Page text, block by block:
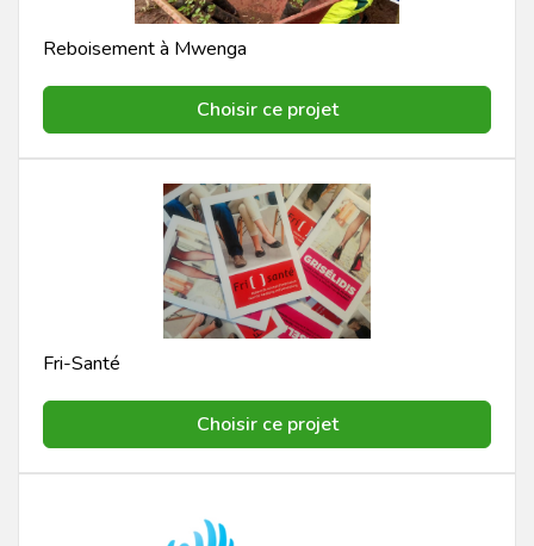
Reboisement à Mwenga
Choisir ce projet
Fri-Santé
Choisir ce projet